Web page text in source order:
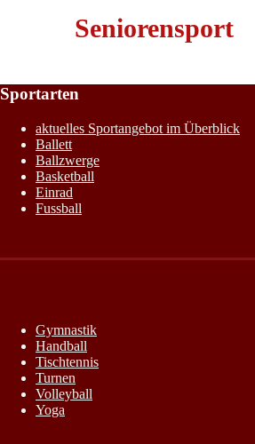
Seniorensport
Sportarten
aktuelles Sportangebot im Überblick
Ballett
Ballzwerge
Basketball
Einrad
Fussball
Gymnastik
Handball
Tischtennis
Turnen
Volleyball
Yoga